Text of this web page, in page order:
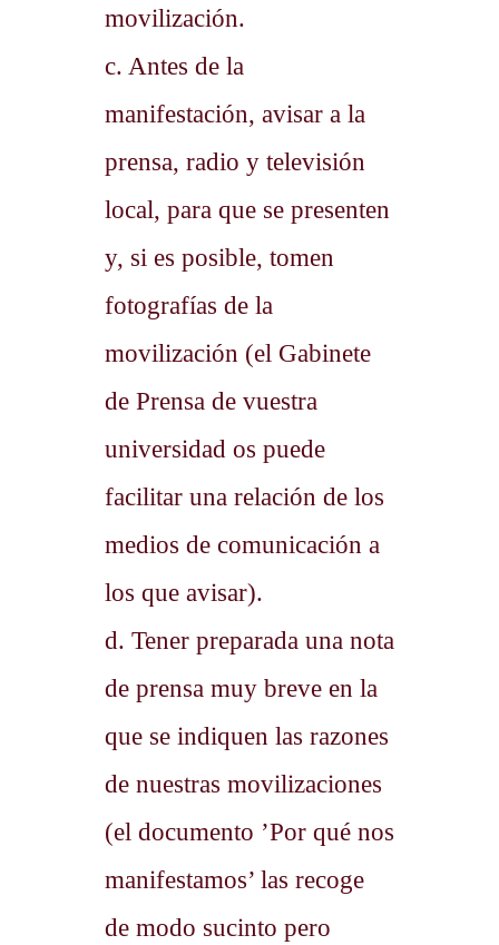
movilización.
c. Antes de la
manifestación, avisar a la
prensa, radio y televisión
local, para que se presenten
y, si es posible, tomen
fotografías de la
movilización (el Gabinete
de Prensa de vuestra
universidad os puede
facilitar una relación de los
medios de comunicación a
los que avisar).
d. Tener preparada una nota
de prensa muy breve en la
que se indiquen las razones
de nuestras movilizaciones
(el documento ’Por qué nos
manifestamos’ las recoge
de modo sucinto pero